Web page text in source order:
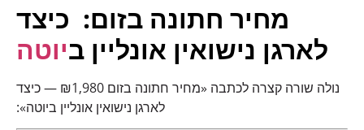
מחיר חתונה בזום: כיצד
לארגן נישואין אונליין ביוטה
נולה שורה קצרה לכתבה «מחיר חתונה בזום ₪1,980 — כיצד
לארגן נישואין אונליין ביוטה»: